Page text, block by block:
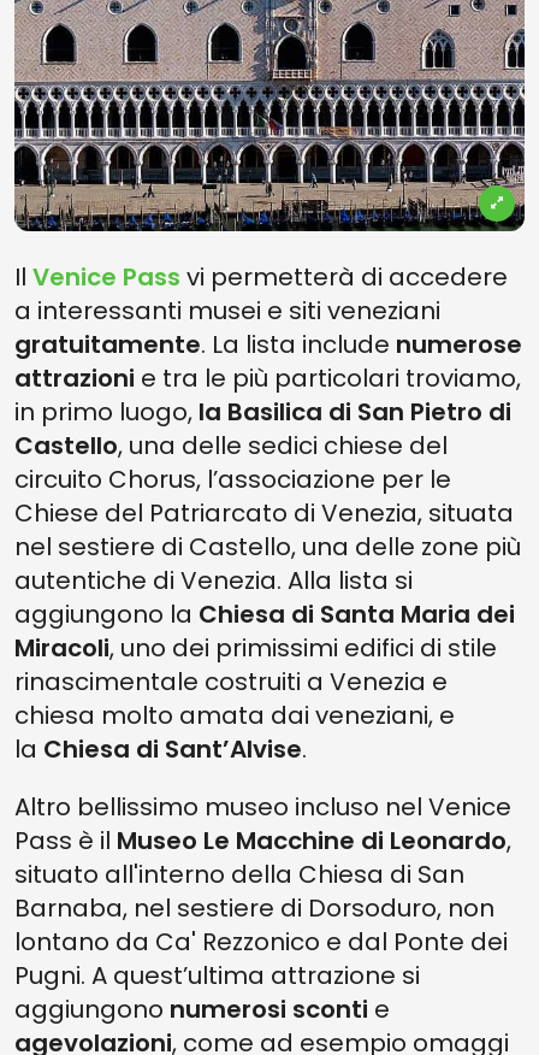
Il Venice Pass vi permetterà di accedere
a interessanti musei e siti veneziani
gratuitamente. La lista include numerose
attrazioni e tra le più particolari troviamo,
in primo luogo, la Basilica di San Pietro di
Castello, una delle sedici chiese del
circuito Chorus, l’associazione per le
Chiese del Patriarcato di Venezia, situata
nel sestiere di Castello, una delle zone più
autentiche di Venezia. Alla lista si
aggiungono la Chiesa di Santa Maria dei
Miracoli, uno dei primissimi edifici di stile
rinascimentale costruiti a Venezia e
chiesa molto amata dai veneziani, e
la Chiesa di Sant’Alvise.
Altro bellissimo museo incluso nel Venice
Pass è il Museo Le Macchine di Leonardo,
situato all'interno della Chiesa di San
Barnaba, nel sestiere di Dorsoduro, non
lontano da Ca' Rezzonico e dal Ponte dei
Pugni. A quest’ultima attrazione si
aggiungono numerosi sconti e
agevolazioni, come ad esempio omaggi